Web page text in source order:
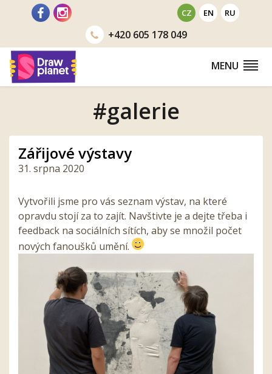
CZ EN RU
+420605 178 049
MENU
#galerie
Zářijové výstavy
31. srpna 2020
Vytvořili jsme pro vás seznam výstav, na které
opravdu stojí za to zajít. Navštivte je a dejte třeba i
feedback na sociálních sítích, aby se množil počet
nových fanoušků umění.